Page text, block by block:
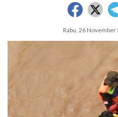
Rabu, 26